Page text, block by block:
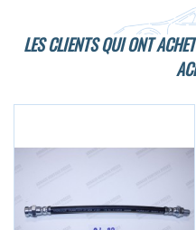
LES CLIENTS QUI ONT